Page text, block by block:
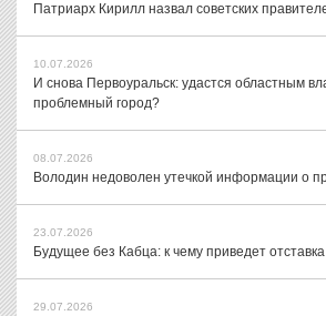
Патриарх Кирилл назвал советских
10.07.2026
И снова Первоуральск: удастся областным
проблемный город?
08.07.2026
Володин недоволен утечкой информации о
23.07.2026
Будущее без Кабца: к чему приведет
29.07.2026